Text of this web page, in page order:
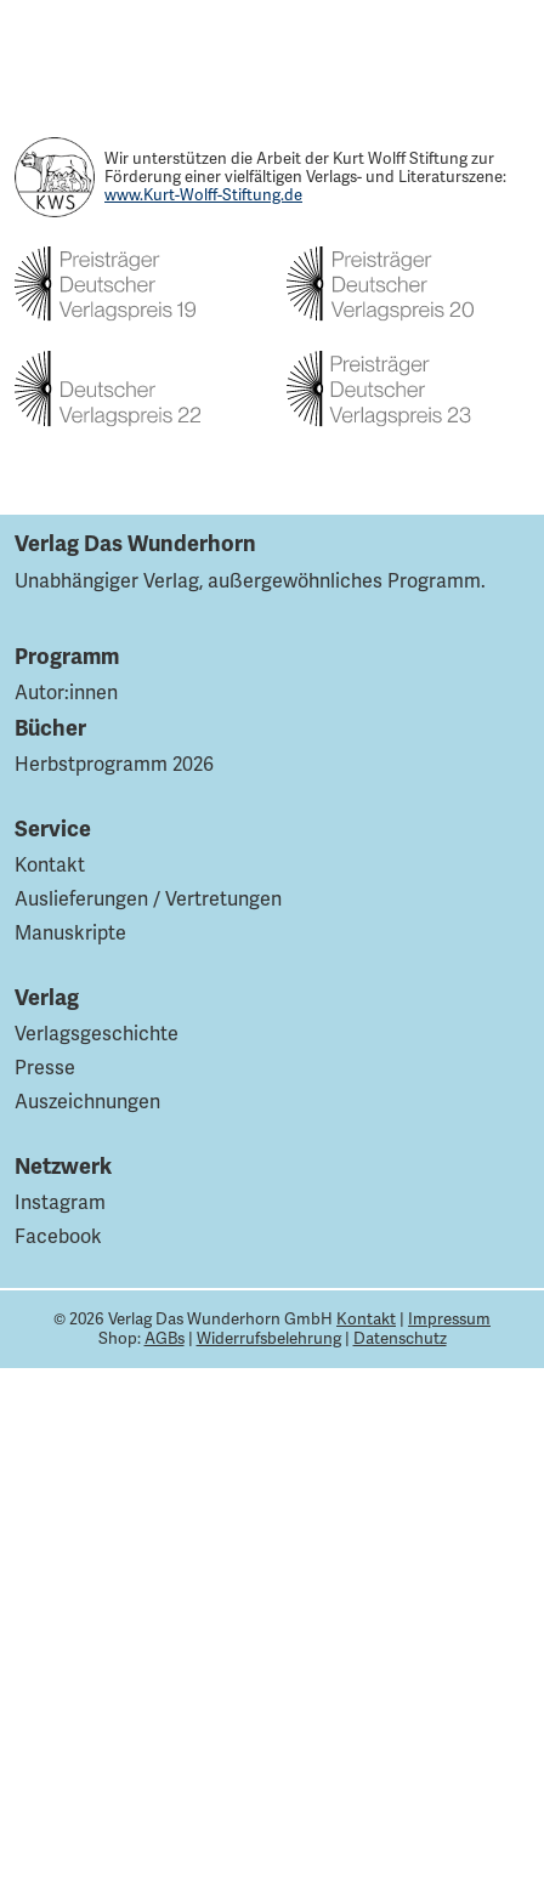
Wir unterstützen die Arbeit der Kurt Wolff Stiftung zur
Förderung einer vielfältigen Verlags- und Literaturszene:
www.Kurt-Wolff-Stiftung.de
Verlag Das Wunderhorn
Unabhängiger Verlag, außergewöhnliches Programm.
Programm
Autor:innen
Bücher
Herbstprogramm 2026
Service
Kontakt
Auslieferungen / Vertretungen
Manuskripte
Verlag
Verlagsgeschichte
Presse
Auszeichnungen
Netzwerk
Instagram
Facebook
© 2026 Verlag Das Wunderhorn GmbH Kontakt | Impressum
Shop:AGBs| Widerrufsbelehrung| Datenschutz